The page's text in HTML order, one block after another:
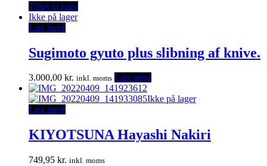
Tilføj til kurv
Ikke på lager
Læs mere
Sugimoto gyuto plus slibning af knive.
3.000,00 kr. inkl. moms Læs mere
Ikke på lager
Læs mere
KIYOTSUNA Hayashi Nakiri
749,95 kr. inkl. moms